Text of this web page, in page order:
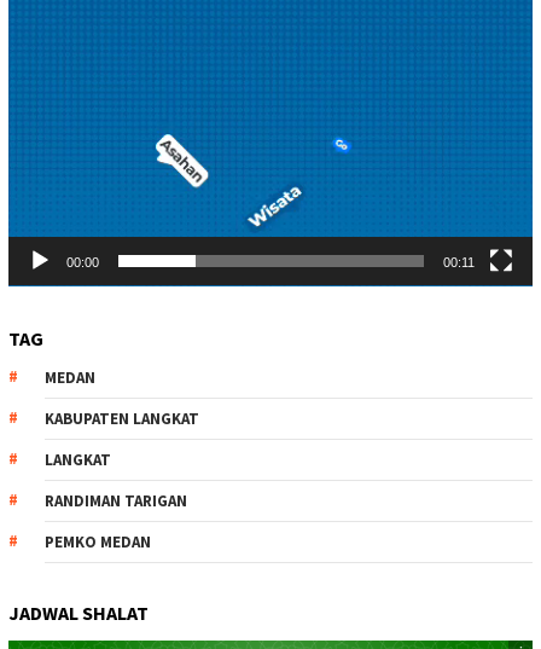
00:00 00:11
TAG
MEDAN
KABUPATEN LANGKAT
LANGKAT
RANDIMAN TARIGAN
PEMKO MEDAN
JADWAL SHALAT